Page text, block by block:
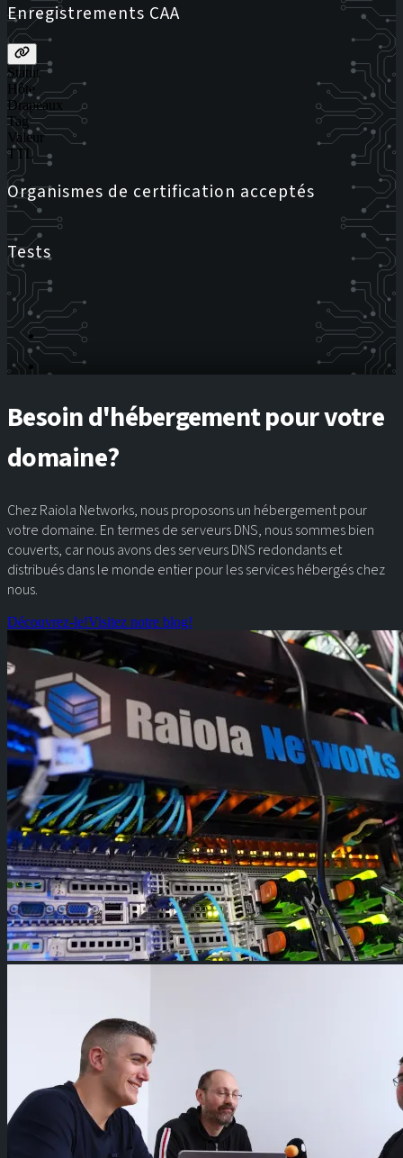
Enregistrements CAA
Statut
Hôte
Drapeaux
Tag
Valeur
TTL
Organismes de certification acceptés
Tests
Besoin d'hébergement pour votre
domaine?
Chez Raiola Networks, nous proposons un hébergement pour
votre domaine. En termes de serveurs DNS, nous sommes bien
couverts, car nous avons des serveurs DNS redondants et
distribués dans le monde entier pour les services hébergés chez
nous.
Découvrez-le!Visitez notre blog!